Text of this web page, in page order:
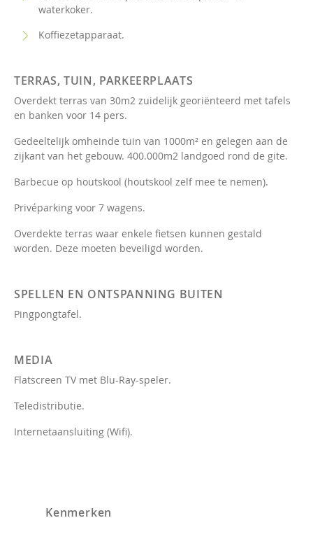
waterkoker.
Koffiezetapparaat.
TERRAS, TUIN, PARKEERPLAATS
Overdekt terras van 30m2 zuidelijk georiënteerd met tafels
en banken voor 14 pers.
Gedeeltelijk omheinde tuin van 1000m² en gelegen aan de
zijkant van het gebouw. 400.000m2 landgoed rond de gite.
Barbecue op houtskool (houtskool zelf mee te nemen).
Privéparking voor 7 wagens.
Overdekte terras waar enkele fietsen kunnen gestald
worden. Deze moeten beveiligd worden.
SPELLEN EN ONTSPANNING BUITEN
Pingpongtafel.
MEDIA
Flatscreen TV met Blu-Ray-speler.
Teledistributie.
Internetaansluiting (Wifi).
Kenmerken